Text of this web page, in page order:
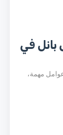
بانل في
مهمة،